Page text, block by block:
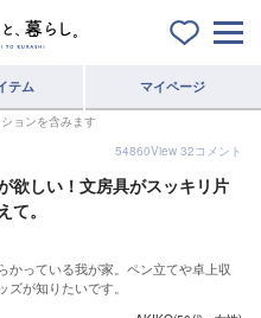
テム マイページ
ョンを含みます
54860View 32コメント
欲しい！文房具がスッキリ片
。
かっている我が家。ペン立てや卓上収
が知りたいです。